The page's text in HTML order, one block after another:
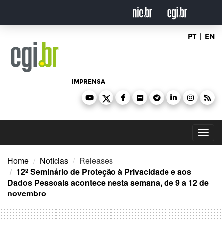
o
PT | EN
IMPRENSA
Home Notícias
Releases
12º Seminário de Proteção à Privacidade e aos
Dados Pessoais acontece nesta semana, de 9 a 12 de
novembro